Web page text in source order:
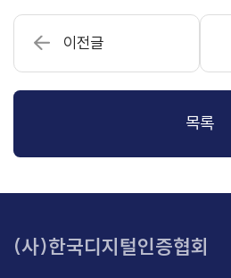
이전글
목록
(사)한국디지털인증협회